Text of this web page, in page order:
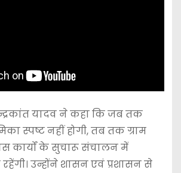
यादव ने कहा कि जब तक
स्पष्ट नहीं होगी, तब तक ग्राम
कार्यों के सुचारू संचालन में
उन्होंने शासन एवं प्रशासन से